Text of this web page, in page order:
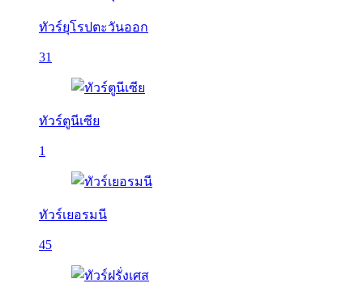
ทัวร์ยุโรปตะวันออก
31
ทัวร์ตูนีเซีย
1
ทัวร์เยอรมนี
45